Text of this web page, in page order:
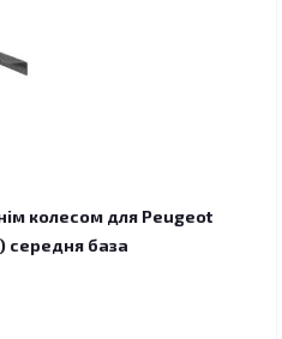
колесом для Peugeot
середня база